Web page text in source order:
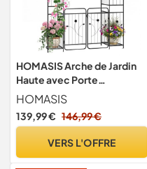
HOMASIS Arche de Jardin
Haute avec Porte
Verrouillable, Tonnelle
Métallique Robuste avec
Treillis et Étagères
Grimpantes, pour Mariage,
HOMASIS
139,99 € 146,99 €
VERS L'OFFRE